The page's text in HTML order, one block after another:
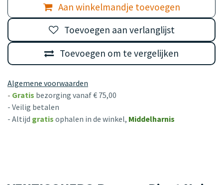
Aan winkelmandje toevoegen
Toevoegen om te vergelijken
Toevoegen aan verlanglijst
Algemene voorwaarden
- Gratis bezorging vanaf € 75,00
- Veilig betalen
- Altijd gratis ophalen in de winkel, Middelharnis